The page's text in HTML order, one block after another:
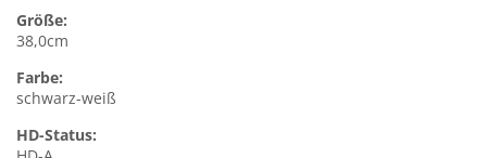
Größe:
38,0cm
Farbe:
schwarz-weiß
HD-Status: